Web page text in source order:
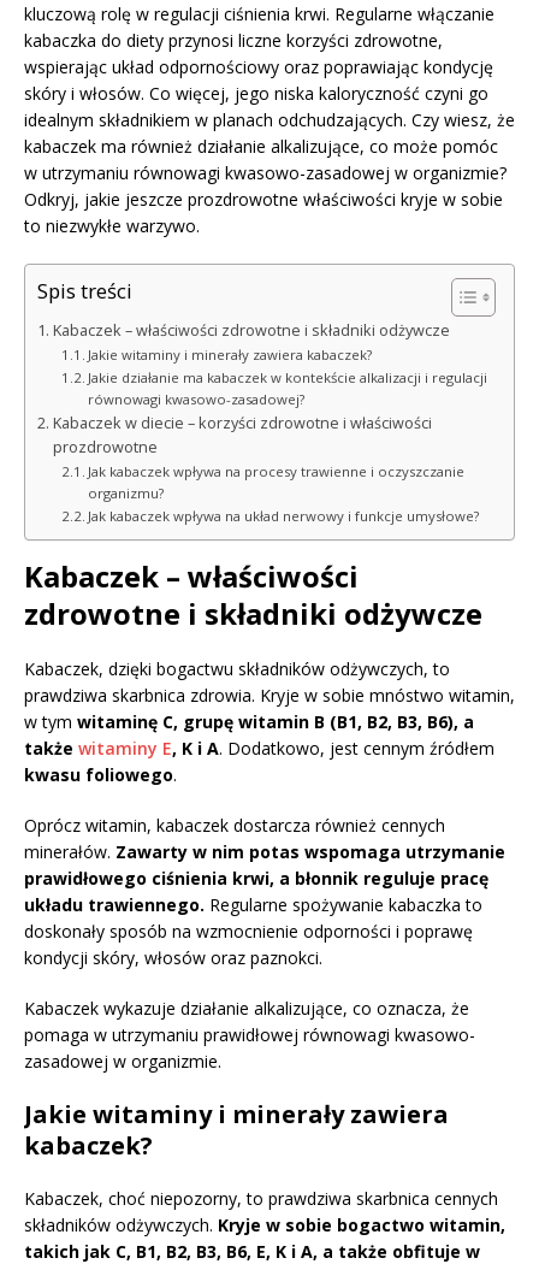
kluczową rolę w regulacji ciśnienia krwi. Regularne włączanie
kabaczka do diety przynosi liczne korzyści zdrowotne,
wspierając układ odpornościowy oraz poprawiając kondycję
skóry i włosów. Co więcej, jego niska kaloryczność czyni go
idealnym składnikiem w planach odchudzających. Czy wiesz, że
kabaczek ma również działanie alkalizujące, co może pomóc
w utrzymaniu równowagi kwasowo-zasadowej w organizmie?
Odkryj, jakie jeszcze prozdrowotne właściwości kryje w sobie
to niezwykłe warzywo.
Spis treści
Kabaczek – właściwości zdrowotne i składniki odżywcze
Jakie witaminy i minerały zawiera kabaczek?
Jakie działanie ma kabaczek w kontekście alkalizacji i regulacji
równowagi kwasowo-zasadowej?
Kabaczek w diecie – korzyści zdrowotne i właściwości
prozdrowotne
Jak kabaczek wpływa na procesy trawienne i oczyszczanie
organizmu?
Jak kabaczek wpływa na układ nerwowy i funkcje umysłowe?
Kabaczek – właściwości
zdrowotne i składniki odżywcze
Kabaczek, dzięki bogactwu składników odżywczych, to
prawdziwa skarbnica zdrowia. Kryje w sobie mnóstwo witamin,
w tym witaminę C, grupę witamin B (B1, B2, B3, B6), a
także witaminy E, K i A. Dodatkowo, jest cennym źródłem
kwasu foliowego.
Oprócz witamin, kabaczek dostarcza również cennych
minerałów. Zawarty w nim potas wspomaga utrzymanie
prawidłowego ciśnienia krwi, a błonnik reguluje pracę
układu trawiennego. Regularne spożywanie kabaczka to
doskonały sposób na wzmocnienie odporności i poprawę
kondycji skóry, włosów oraz paznokci.
Kabaczek wykazuje działanie alkalizujące, co oznacza, że
pomaga w utrzymaniu prawidłowej równowagi kwasowo-
zasadowej w organizmie.
Jakie witaminy i minerały zawiera
kabaczek?
Kabaczek, choć niepozorny, to prawdziwa skarbnica cennych
składników odżywczych. Kryje w sobie bogactwo witamin,
takich jak C, B1, B2, B3, B6, E, K i A, a także obfituje w